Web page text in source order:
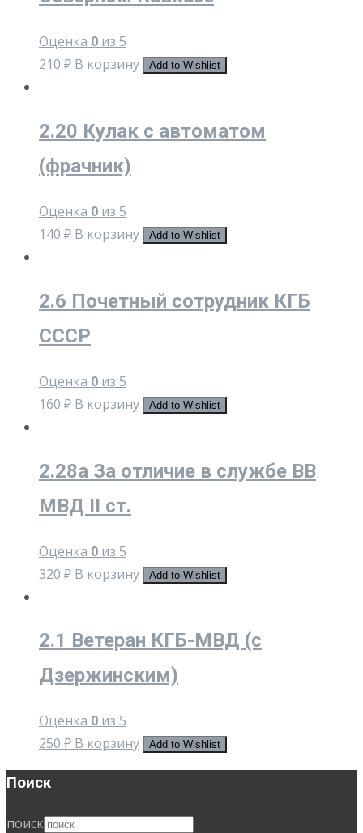
Оценка 0 из 5
210 ₽ В корзину Add to Wishlist
2.20 Кулак с автоматом
(фрачник)
Оценка 0 из 5
140 ₽ В корзину Add to Wishlist
2.6 Почетный сотрудник КГБ
СССР
Оценка 0 из 5
160 ₽ В корзину Add to Wishlist
2.28a За отличие в службе ВВ
МВД II ст.
Оценка 0 из 5
320 ₽ В корзину Add to Wishlist
2.1 Ветеран КГБ-МВД (с
Дзержинским)
Оценка 0 из 5
250 ₽ В корзину Add to Wishlist
Поиск
поиск